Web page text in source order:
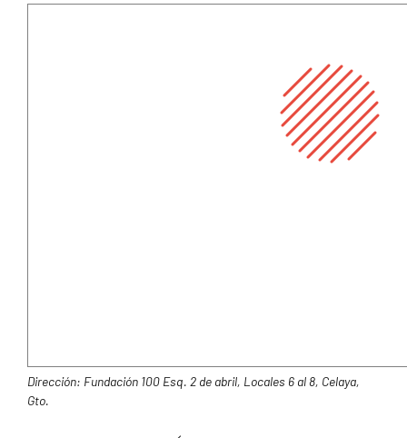
Dirección: Fundación 100 Esq. 2 de abril, Locales 6 al 8, Celaya,
Gto.